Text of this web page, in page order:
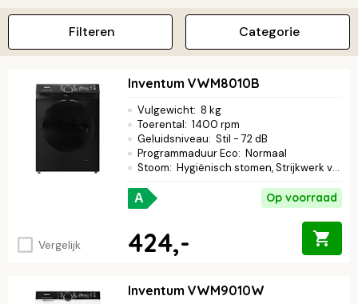
wasmachines zijn niet alleen energiezuinig en duurzaam, maar
ook heel eenvoudig te bedienen dankzij de duidelijke
wasprogramma’s.Lees verder ↓
Categorie
Filteren
Vergelijk
Inventum VWM8010B
Vulgewicht: 8 kg
Toerental: 1400 rpm
Geluidsniveau: Stil - 72 dB
Programmaduur Eco: Normaal
Stoom: Hygiënisch stomen, Strijkwerk verminderen
A Op voorraad
424,-
Inventum VWM9010W